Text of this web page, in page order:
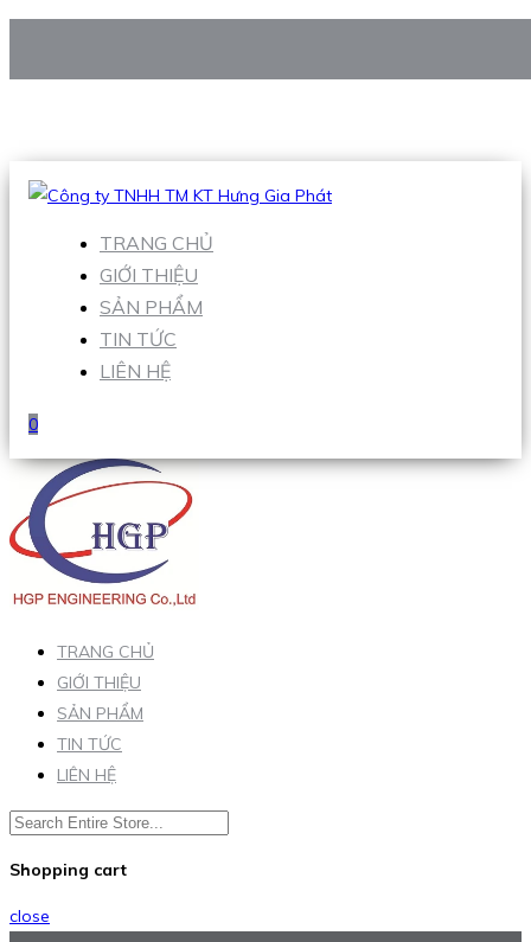
Hotline:0938 906 663
TRANG CHỦ
GIỚI THIỆU
SẢN PHẨM
TIN TỨC
LIÊN HỆ
0
TRANG CHỦ
GIỚI THIỆU
SẢN PHẨM
TIN TỨC
LIÊN HỆ
Shopping cart
close